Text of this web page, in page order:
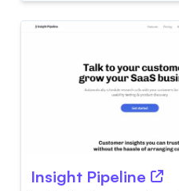
Insight Pipeline